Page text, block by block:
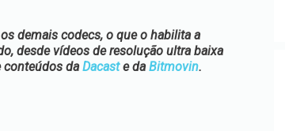
demais codecs, o que o habilita a
desde vídeos de resolução ultra baixa
conteúdos daDacaste daBitmovin.